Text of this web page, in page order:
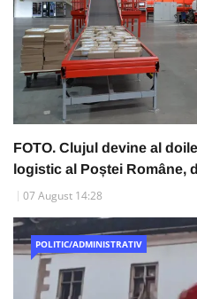
FOTO. Clujul devine al
logistic al Poștei Române,
07 August 14:28
POLITIC/ADMINISTRATIV